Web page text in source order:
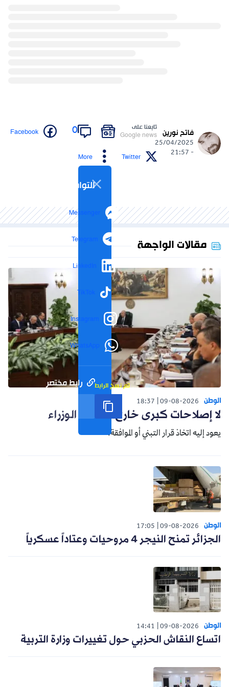
فاتح نورين
25/04/2025
- 21:57
تابعنا على
Google news
0
Facebook
Twitter
More
التواصل الاجتماعي
Messenger
Telegram
LinkedIn
TikTok
Instagram
WhatsApp
رابط مختصر تم نسخ الرابط
مقالات الواجهة
الوطن 09-08-2026
18:37
لا إصلاحات كبرى خارج مجلس الوزراء
يعود إليه اتخاذ قرار التبني أو الموافقة.
الوطن 09-08-2026
17:05
الجزائر تمنح النيجر 4 مروحيات وعتاداً عسكرياً
الوطن 09-08-2026
14:41
اتساع النقاش الحزبي حول تغييرات وزارة التربية